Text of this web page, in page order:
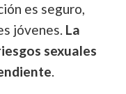
es seguro,
jóvenes. La
sexuales
.